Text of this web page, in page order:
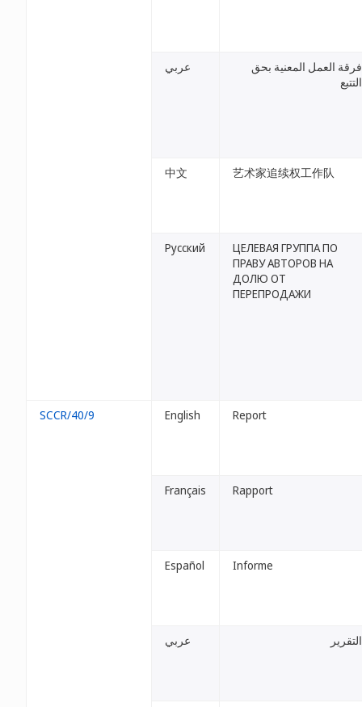
عربي
فرقة العمل المعنية بحق
التتبع
中文 艺术家追续权工作队
Русский
ЦЕЛЕВАЯ ГРУППА ПО
ПРАВУ АВТОРОВ НА
ДОЛЮ ОТ
ПЕРЕПРОДАЖИ
SCCR/40/9 English Report
Français Rapport
Español Informe
عربي التقرير